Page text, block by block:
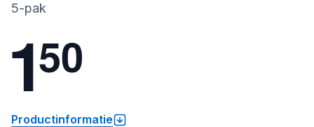
5-pak
150
Productinformatie